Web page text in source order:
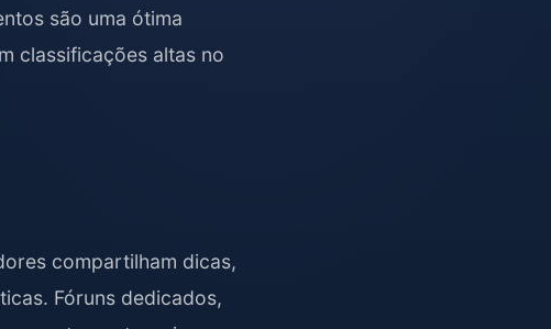
são uma ótima
classificações altas no
compartilham dicas,
Fóruns dedicados,